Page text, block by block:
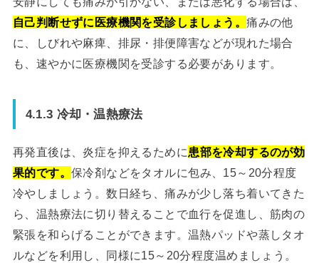
自己判断せずに医療機関を受診しましょう。痛みの他
に、しびれや麻痺、排尿・排便障害などが現れた場合
も、速やかに医療機関を受診する必要があります。
4.1.3 冷却・温熱療法
再発直後は、炎症を抑えるために患部を冷却するのが効
果的です。 保冷剤などをタオルに包み、15～20分程度
冷やしましょう。数日経ち、痛みが少し落ち着いてきた
ら、温熱療法に切り替えることで血行を促進し、筋肉の
緊張を和らげることができます。温熱パッドや蒸しタオ
ルなどを利用し、同様に15～20分程度温めましょう。